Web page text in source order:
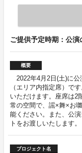
ご提供予定時期：公
概要
2022年4月2日(土)に公
（エリア内指定席）で
いただけます。座席は2
常の空間で、謡×舞×お
能ください。また、公
トをお渡しいたします。
プロジェクト名